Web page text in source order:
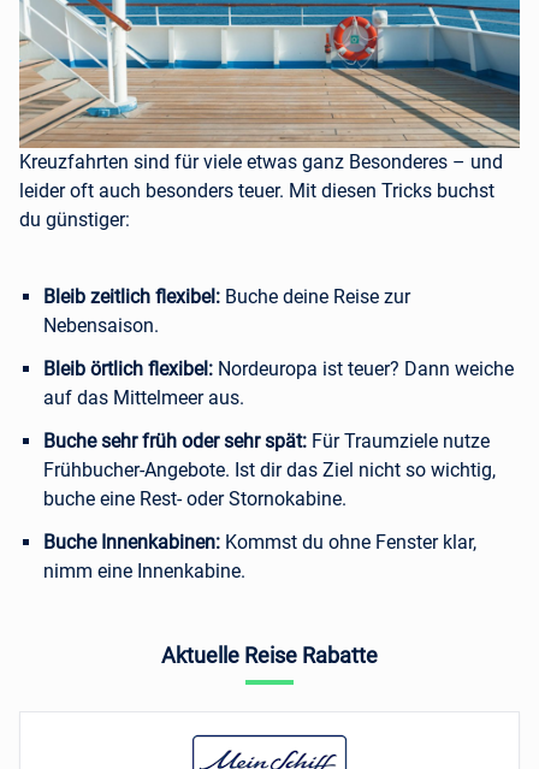
Kreuzfahrten sind für viele etwas ganz Besonderes – und
leider oft auch besonders teuer. Mit diesen Tricks buchst
du günstiger:
Bleib zeitlich flexibel: Buche deine Reise zur
Nebensaison.
Bleib örtlich flexibel: Nordeuropa ist teuer? Dann weiche
auf das Mittelmeer aus.
Buche sehr früh oder sehr spät: Für Traumziele nutze
Frühbucher-Angebote. Ist dir das Ziel nicht so wichtig,
buche eine Rest- oder Stornokabine.
Buche Innenkabinen: Kommst du ohne Fenster klar,
nimm eine Innenkabine.
Aktuelle Reise Rabatte